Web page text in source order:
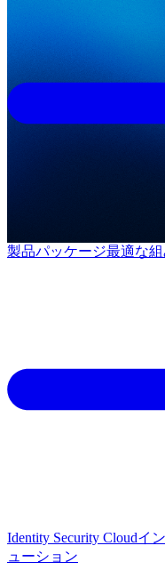
製品パッケージ最適な
Identity Security Cloudイ
ューション